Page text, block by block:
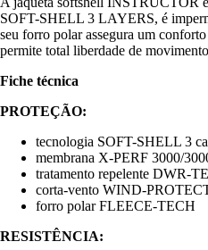
SOFT-SHELL 3 LAYERS, é
seu forro polar assegura um
permite total liberdade de
Fiche técnica
PROTEÇÃO:
tecnologia SOFT-SHELL 3
membrana X-PERF 3000/
tratamento repelente DWR-
corta-vento WIND-
forro polar FLEECE-TECH
RESISTÊNCIA: